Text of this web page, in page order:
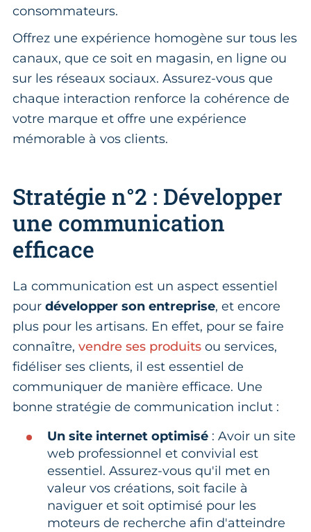
consommateurs.
Offrez une expérience homogène sur tous les
canaux, que ce soit en magasin, en ligne ou
sur les réseaux sociaux. Assurez-vous que
chaque interaction renforce la cohérence de
votre marque et offre une expérience
mémorable à vos clients.
Stratégie n°2 : Développer
une communication
efficace
La communication est un aspect essentiel
pour développer son entreprise, et encore
plus pour les artisans. En effet, pour se faire
connaître, vendre ses produits ou services,
fidéliser ses clients, il est essentiel de
communiquer de manière efficace. Une
bonne stratégie de communication inclut :
Un site internet optimisé : Avoir un site
web professionnel et convivial est
essentiel. Assurez-vous qu'il met en
valeur vos créations, soit facile à
naviguer et soit optimisé pour les
moteurs de recherche afin d'atteindre